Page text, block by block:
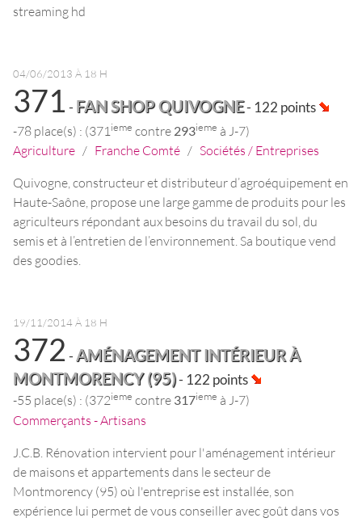
streaming hd
04/06/2013 À 18 H
371 - FAN SHOP QUIVOGNE- 122 points
-78 place(s) : (371 ieme contre 293ieme à J-7)
Agriculture / Franche Comté / Sociétés / Entreprises
Quivogne, constructeur et distributeur d’agroéquipement en
Haute-Saône, propose une large gamme de produits pour les
agriculteurs répondant aux besoins du travail du sol, du
semis et à l’entretien de l’environnement. Sa boutique vend
des goodies.
19/11/2014 À 18 H
372 -AMÉNAGEMENT INTÉRIEUR À
MONTMORENCY (95)- 122 points
-55 place(s) : (372ieme contre 317ieme à J-7)
Commerçants - Artisans
J.C.B. Rénovation intervient pour l'aménagement intérieur
de maisons et appartements dans le secteur de
Montmorency (95) où l'entreprise est installée, son
expérience lui permet de vous conseiller avec goût dans vos